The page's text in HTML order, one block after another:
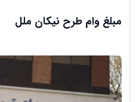
مبلغ وام طرح نیکان ملل